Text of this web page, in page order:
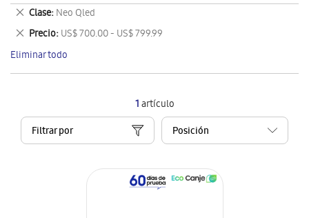
1artículo
Filtrar por
Clase Neo Qled
Eliminar
este
artículo
Precio US$ 700.00 - US$ 799.99
Eliminar
este
artículo
Eliminar todo